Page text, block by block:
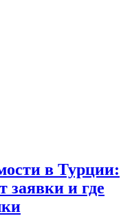
в Турции:
заявки и где